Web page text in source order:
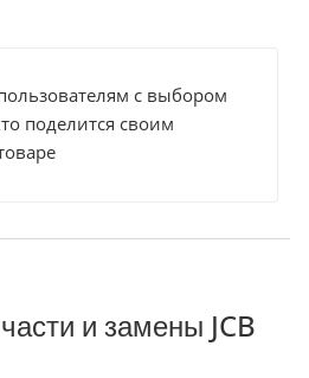
с выбором
поделится своим
и замены JCB